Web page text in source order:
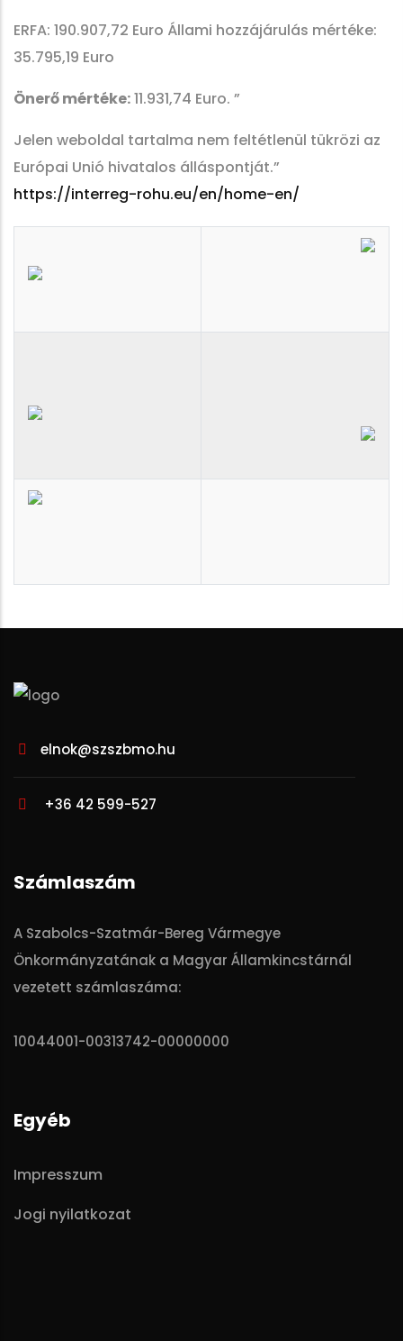
ERFA: 190.907,72 Euro Állami hozzájárulás mértéke:
35.795,19 Euro
Önerő mértéke:11.931,74 Euro. ”
Jelen weboldal tartalma nem feltétlenül tükrözi az
Európai Unió hivatalos álláspontját.”
https://interreg-rohu.eu/en/home-en/
elnok@szszbmo.hu
+36 42 599-527
Számlaszám
A Szabolcs-Szatmár-Bereg Vármegye
Önkormányzatának a Magyar Államkincstárnál
vezetett számlaszáma:
10044001-00313742-00000000
Egyéb
Impresszum
Jogi nyilatkozat